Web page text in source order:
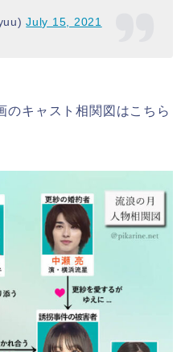
July 15, 2021
のキャスト相関図はこちら